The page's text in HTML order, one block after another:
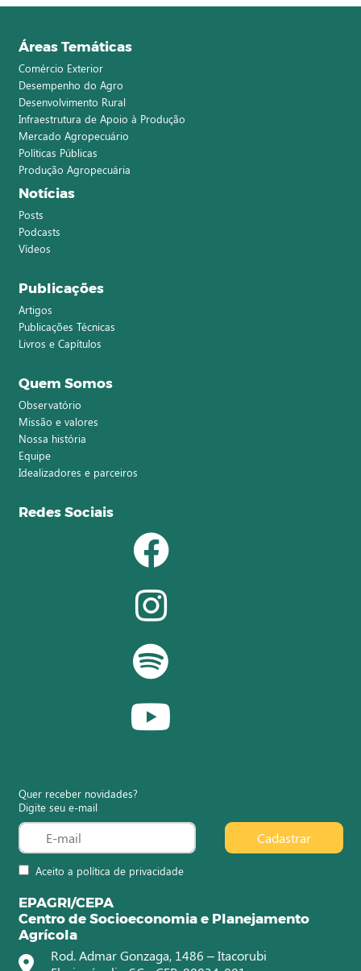
Áreas Temáticas
Comércio Exterior
Desempenho do Agro
Desenvolvimento Rural
Infraestrutura de Apoio à Produção
Mercado Agropecuário
Políticas Públicas
Produção Agropecuária
Notícias
Posts
Podcasts
Vídeos
Publicações
Artigos
Publicações Técnicas
Livros e Capítulos
Quem Somos
Observatório
Missão e valores
Nossa história
Equipe
Idealizadores e parceiros
Redes Sociais
Quer receber novidades?
Digite seu e-mail
Aceito a política de privacidade
Cadastrar
EPAGRI/CEPA
Centro de Socioeconomia e Planejamento
Agrícola
Rod. Admar Gonzaga, 1486 – Itacorubi